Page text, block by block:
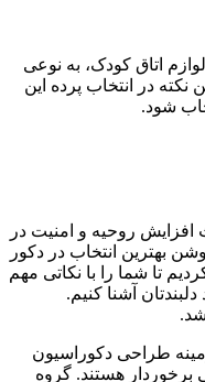
اتاق کودک، به نوعی
در انتخاب پرده این
شود.
افزایش روحیه و امنیت در
بهترین انتخاب در دکور
تا شما را با نکاتی مهم
آشنا کنیم.
طراحی دکوراسیون
برخوردار هستند. گروه